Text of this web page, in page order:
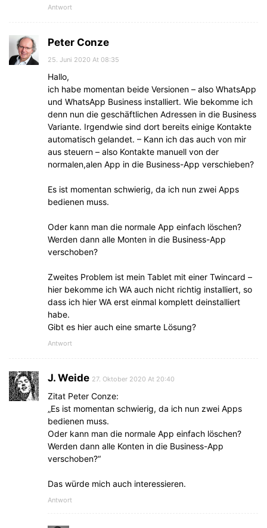
Antwort
Peter Conze
25. Juni 2020 At 08:35
Hallo,
ich habe momentan beide Versionen – also WhatsApp
und WhatsApp Business installiert. Wie bekomme ich
denn nun die geschäftlichen Adressen in die Business
Variante. Irgendwie sind dort bereits einige Kontakte
automatisch gelandet. – Kann ich das auch von mir
aus steuern – also Kontakte manuell von der
normalen,alen App in die Business-App verschieben?
Es ist momentan schwierig, da ich nun zwei Apps
bedienen muss.
Oder kann man die normale App einfach löschen?
Werden dann alle Monten in die Business-App
verschoben?
Zweites Problem ist mein Tablet mit einer Twincard –
hier bekomme ich WA auch nicht richtig installiert, so
dass ich hier WA erst einmal komplett deinstalliert
habe.
Gibt es hier auch eine smarte Lösung?
Antwort
J. Weide 27. Oktober 2020 At 20:40
Zitat Peter Conze:
„Es ist momentan schwierig, da ich nun zwei Apps
bedienen muss.
Oder kann man die normale App einfach löschen?
Werden dann alle Konten in die Business-App
verschoben?“
Das würde mich auch interessieren.
Antwort